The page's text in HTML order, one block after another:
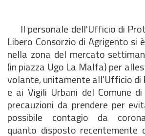
Il personale dell'Ufficio di
Libero Consorzio di Agrigento si
nella zona del mercato
(in piazza Ugo La Malfa) per
volante, unitamente all'Ufficio di
e ai Vigili Urbani del Comune
precauzioni da prendere per
possibile contagio da
quanto disposto recentemente